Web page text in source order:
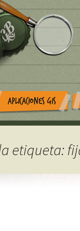
APLICACIONES GIS
etiqueta: